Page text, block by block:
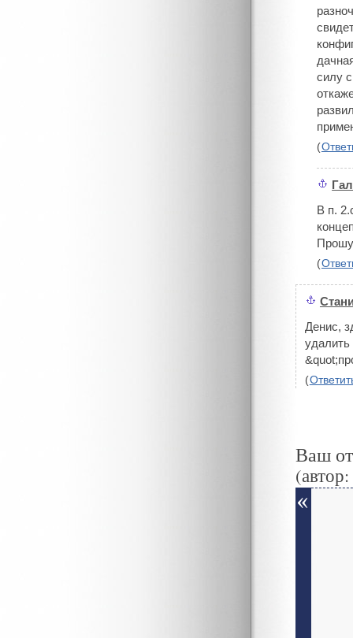
силу
(
В п.
Прошу
(
#
Денис,
удалить
(
Ваш